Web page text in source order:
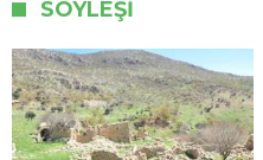
SÖYLEŞI